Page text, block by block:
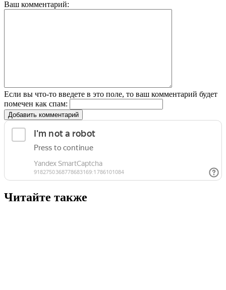
Ваш комментарий:
Если вы что-то введете в это поле, то ваш комментарий будет
помечен как спам:
Добавить комментарий
Читайте также